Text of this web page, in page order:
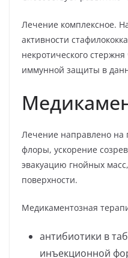
Лечение комплексное.
активности
некротического
иммунной защиты в
Лечение направлено на
флоры, ускорение
эвакуацию гнойных
поверхности.
Медикаментозная
антибиотики в
инъекционной